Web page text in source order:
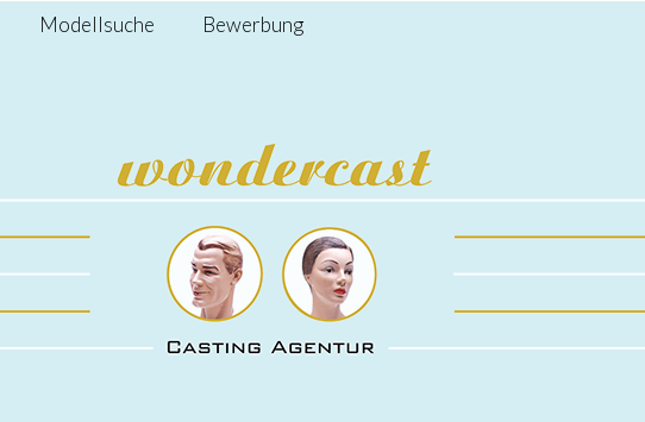
Modellsuche Bewerbung